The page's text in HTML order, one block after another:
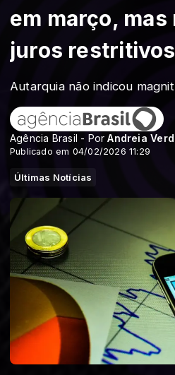
em março, mas
juros restritivos
Autarquia não indicou
Agência Brasil - PorAndreia
Publicado em 04/02/2026 11:29
Últimas Notícias